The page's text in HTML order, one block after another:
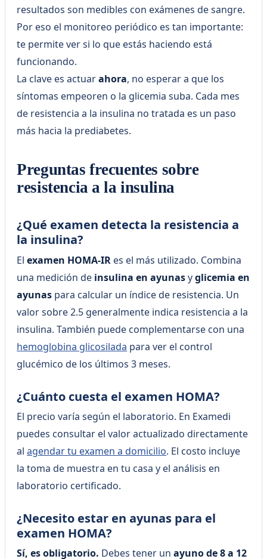
resultados son medibles con exámenes de sangre.
Por eso el monitoreo periódico es tan importante:
te permite ver si lo que estás haciendo está
funcionando.
La clave es actuarahora, no esperar a que los
síntomas empeoren o la glicemia suba. Cada mes
de resistencia a la insulina no tratada es un paso
más hacia la prediabetes.
Preguntas frecuentes sobre
resistencia a la insulina
¿Qué examen detecta la resistencia a
la insulina?
Elexamen HOMA-IR es el más utilizado. Combina
una medición de insulina en ayunasyglicemia en
ayunas para calcular un índice de resistencia. Un
valor sobre 2.5 generalmente indica resistencia a la
insulina. También puede complementarse con una
hemoglobina glicosilada para ver el control
glucémico de los últimos 3 meses.
¿Cuánto cuesta el examen HOMA?
El precio varía según el laboratorio. En Examedi
puedes consultar el valor actualizado directamente
alagendar tu examen a domicilio. El costo incluye
la toma de muestra en tu casa y el análisis en
laboratorio certificado.
¿Necesito estar en ayunas para el
examen HOMA?
Sí, es obligatorio. Debes tener unayuno de 8 a 12